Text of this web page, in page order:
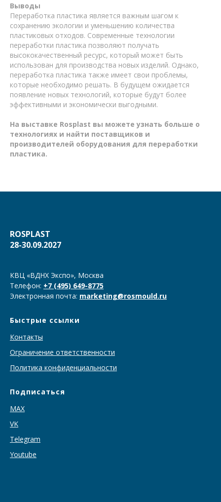
Выводы
Переработка пластика является важным шагом к
сохранению экологии и уменьшению количества
пластиковых отходов. Современные технологии
переработки пластика позволяют получать
высококачественный ресурс, который может быть
использован для производства новых изделий. Однако,
переработка пластика также имеет свои проблемы,
которые необходимо решать. В будущем ожидается
появление новых технологий, которые будут более
эффективными и экономически выгодными.
На выставке Rosplast вы можете узнать больше о
технологиях и найти поставщиков и
производителей оборудования для переработки
пластика.
ROSPLAST
28-30.09.2027
КВЦ «ВДНХ Экспо», Москва
Телефон: +7 (495) 649-8775
Электронная почта: marketing@rosmould.ru
Быстрые ссылки
Контакты
Ограничение ответственности
Политика конфиденциальности
Подписаться
MAX
VK
Telegram
Youtube